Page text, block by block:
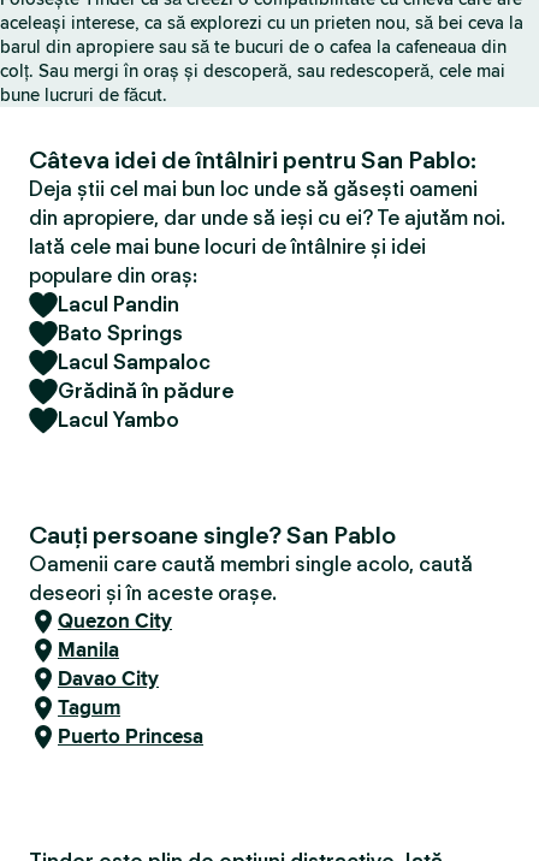
aceleași interese, ca să explorezi cu un prieten nou, să bei ceva la
barul din apropiere sau să te bucuri de o cafea la cafeneaua din
colț. Sau mergi în oraș și descoperă, sau redescoperă, cele mai
bune lucruri de făcut.
Câteva idei de întâlniri pentru San Pablo:
Deja știi cel mai bun loc unde să găsești oameni
din apropiere, dar unde să ieși cu ei? Te ajutăm noi.
Iată cele mai bune locuri de întâlnire și idei
populare din oraș:
Lacul Pandin
Bato Springs
Lacul Sampaloc
Grădină în pădure
Lacul Yambo
Cauți persoane single? San Pablo
Oamenii care caută membri single acolo, caută
deseori și în aceste orașe.
Quezon City
Manila
Davao City
Tagum
Puerto Princesa